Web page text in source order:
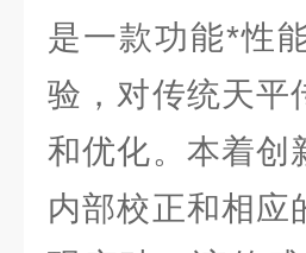
是一款功能*性
验，对传统天平
和优化。本着创
内部校正和相应